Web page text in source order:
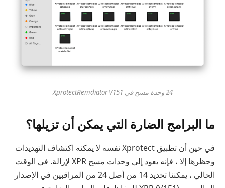
24 وحدة مسح في XprotectRemdiator V151
ما البرامج الضارة التي يمكن أن تزيلها؟
في حين أن تطبيق Xprotect نفسه لا يمكنه اكتشاف التهديدات
وحظرها إلا ، فإنه يعود إلى وحدات مسح XPR لإزالة. في الوقت
الحالي ، يمكننا تحديد 14 من أصل 24 من المراقبين في الإصدار